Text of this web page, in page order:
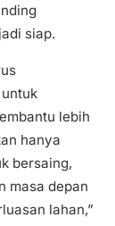
siap.
lebih
hanya
bersaing,
masa depan
lahan,”